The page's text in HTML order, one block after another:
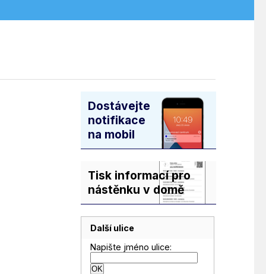
Dostávejte
notifikace
na mobil
Tisk informací pro
nástěnku v domě
Další ulice
Napište jméno ulice: